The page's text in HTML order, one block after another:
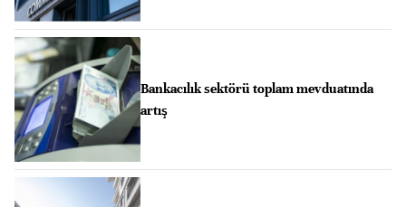
Bankacılık sektörü toplam mevduatında
artış